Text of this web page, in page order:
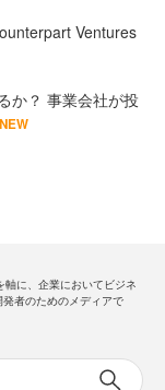
Ventures
か？ 事業会社が投
NEW
軸に、企業においてビジネ
者のためのメディアで